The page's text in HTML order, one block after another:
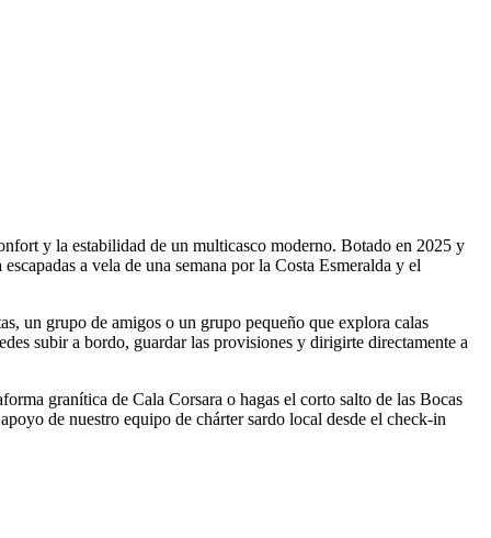
y la estabilidad de un multicasco moderno. Botado en 2025 y
a vela de una semana por la Costa Esmeralda y el
un grupo de amigos o un grupo pequeño que explora calas
subir a bordo, guardar las provisiones y dirigirte directamente a
granítica de Cala Corsara o hagas el corto salto de las Bocas
de nuestro equipo de chárter sardo local desde el check-in